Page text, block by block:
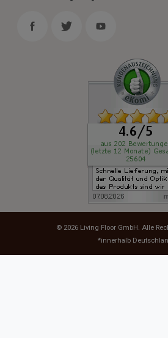
© 2026 Living Floor GmbH. Alle
*innerhalb